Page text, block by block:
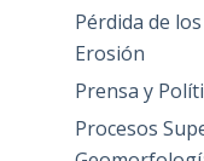
Pérdida de
Erosión
Prensa y
Procesos